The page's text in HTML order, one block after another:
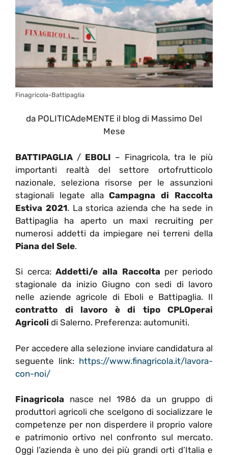
Finagricola-Battipaglia
da POLITICAdeMENTE il blog di Massimo Del
Mese
BATTIPAGLIA / EBOLI – Finagricola, tra le più
importanti realtà del settore ortofrutticolo
nazionale, seleziona risorse per le assunzioni
stagionali legate allaCampagna di Raccolta
Estiva 2021. La storica azienda che ha sede in
Battipaglia ha aperto un maxi recruiting per
numerosi addetti da impiegare nei terreni della
Piana del Sele.
Si cerca:Addetti/e alla Raccoltaper periodo
stagionale da inizio Giugno con sedi di lavoro
nelle aziende agricole di Eboli e Battipaglia. Il
contratto di lavoro è di tipo CPLOperai
Agricoli di Salerno. Preferenza: automuniti.
Per accedere alla selezione inviare candidatura al
seguente link: https://www.finagricola.it/lavora-
con-noi/
Finagricola nasce nel 1986 da un gruppo di
produttori agricoli che scelgono di socializzare le
competenze per non disperdere il proprio valore
e patrimonio ortivo nel confronto sul mercato.
Oggi l’azienda è uno dei più grandi orti d’Italia e